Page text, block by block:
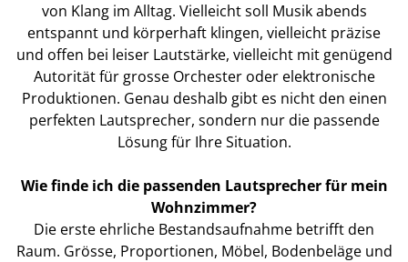
von Klang im Alltag. Vielleicht soll Musik abends
entspannt und körperhaft klingen, vielleicht präzise
und offen bei leiser Lautstärke, vielleicht mit genügend
Autorität für grosse Orchester oder elektronische
Produktionen. Genau deshalb gibt es nicht den einen
perfekten Lautsprecher, sondern nur die passende
Lösung für Ihre Situation.
Wie finde ich die passenden Lautsprecher für mein
Wohnzimmer?
Die erste ehrliche Bestandsaufnahme betrifft den
Raum. Grösse, Proportionen, Möbel, Bodenbeläge und